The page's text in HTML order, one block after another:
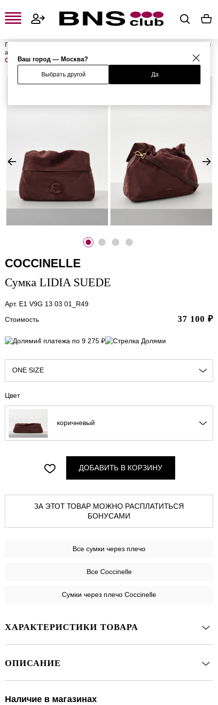
Ваш город — Москва?
Выбрать другой Да
Главная
Женские сумки и
аксессуары
Сумка LIDIA SUEDE
COCCINELLE
Сумка LIDIA SUEDE
Арт. E1 V9G 13 03 01_R49
Стоимость
37 100 ₽
4 платежа по 9 275 ₽
ONE SIZE
Цвет
коричневый
ДОБАВИТЬ В КОРЗИНУ
ЗА ЭТОТ ТОВАР МОЖНО РАСПЛАТИТЬСЯ
БОНУСАМИ
Все сумки через плечо
Все Coccinelle
Сумки через плечо Coccinelle
ХАРАКТЕРИСТИКИ ТОВАРА
ОПИСАНИЕ
Наличие в магазинах